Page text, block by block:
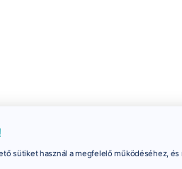
sütiket használ a megfelelő működéséhez,